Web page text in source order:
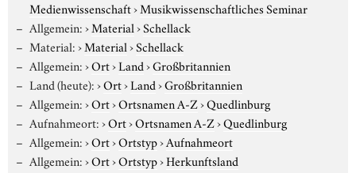
Medienwissenschaft›Musikwissenschaftliches Seminar
Allgemein:›Material›Schellack
Material:›Material›Schellack
Allgemein:›Ort›Land›Großbritannien
Land (heute):›Ort›Land›Großbritannien
Allgemein:›Ort›Ortsnamen A-Z›Quedlinburg
Aufnahmeort:›Ort›Ortsnamen A-Z›Quedlinburg
Allgemein:›Ort›Ortstyp›Aufnahmeort
Allgemein:›Ort›Ortstyp›Herkunftsland